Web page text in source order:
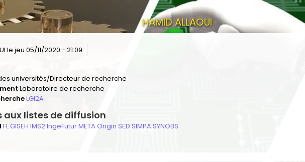
HAMID ALLAOUI
le jeu 05/11/2020 - 21:09
universités/Directeur de recherche
Laboratoire de recherche
LGI2A
aux listes de diffusion
FLGISEH IMS2IngeFuturMETA Origin SED SIMPA SYNOBS